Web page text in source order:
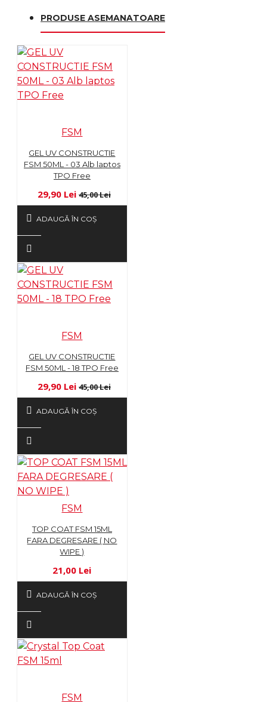
PRODUSE ASEMANATOARE
FSM
GEL UV CONSTRUCTIE
FSM 50ML - 03 Alb laptos
TPO Free
29,90 Lei 45,00 Lei
ADAUGĂ ÎN COŞ
FSM
GEL UV CONSTRUCTIE
FSM 50ML - 18 TPO Free
29,90 Lei 45,00 Lei
ADAUGĂ ÎN COŞ
FSM
TOP COAT FSM 15ML
FARA DEGRESARE ( NO
WIPE )
21,00 Lei
ADAUGĂ ÎN COŞ
FSM